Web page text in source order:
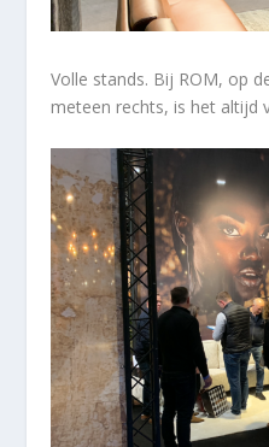
Volle stands. Bij ROM, op
meteen rechts, is het altijd